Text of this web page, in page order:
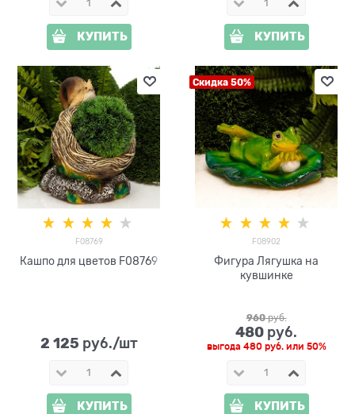
КУПИТЬ КУПИТЬ
F08769
Кашпо для цветов F08769
2 125 руб./шт
КУПИТЬ
Скидка 50%
F08902
Фигура Лягушка на
кувшинке
960 руб.
480 руб.
выгода 480 руб.или 50%
КУПИТЬ